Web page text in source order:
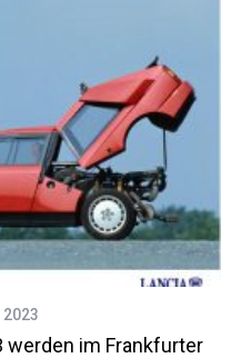
werden im Frankfurter